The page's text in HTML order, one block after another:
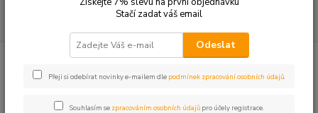
LOV KAPRŮ Camping SPACÁKY GIANTS FISHING
GIANTS FISHING
Stačí zadat váš email
Odeslat
Přeji si odebírat novinky e-mailem dle podmínek zpracování osobních údajů.
Souhlasím se zpracováním osobních údajů pro účely registrace.